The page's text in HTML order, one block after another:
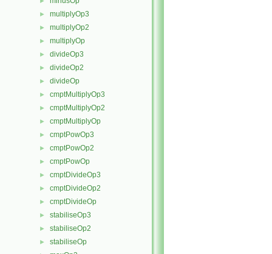
► multiplyOp3
► multiplyOp2
► multiplyOp
► divideOp3
► divideOp2
► divideOp
► cmptMultiplyOp3
► cmptMultiplyOp2
► cmptMultiplyOp
► cmptPowOp3
► cmptPowOp2
► cmptPowOp
► cmptDivideOp3
► cmptDivideOp2
► cmptDivideOp
► stabiliseOp3
► stabiliseOp2
► stabiliseOp